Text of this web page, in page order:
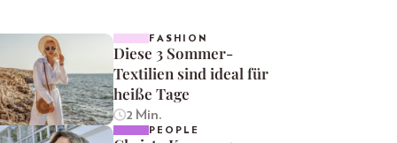
FASHION
Diese 3 Sommer-
Textilien sind ideal für
heiße Tage
2 Min.
PEOPLE